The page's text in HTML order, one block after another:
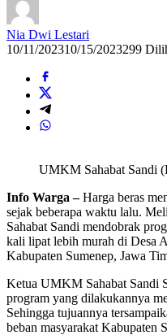
Nia Dwi Lestari
10/11/202310/15/2023299
UMKM Sahabat Sandi
Info Warga –Harga beras
sejak beberapa waktu lalu.
Sahabat Sandi mendobrak
kali lipat lebih murah di Desa
Kabupaten Sumenep, Jawa
Ketua UMKM Sahabat Sandi
program yang dilakukannya
Sehingga tujuannya
beban masyarakat Kabupaten